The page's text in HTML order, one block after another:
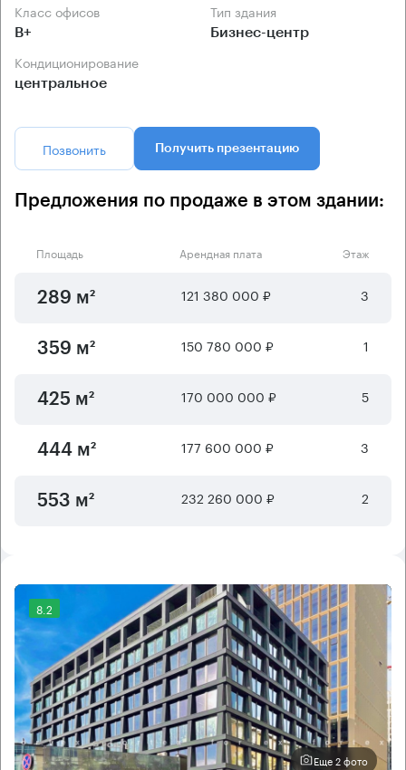
Класс офисов
B+
Тип здания
Бизнес-центр
Кондиционирование
центральное
Позвонить Получить презентацию
Предложения по продаже в этом здании:
Площадь Арендная плата Этаж
289 м² 121 380 000 ₽ 3
359 м² 150 780 000 ₽ 1
425 м² 170 000 000 ₽ 5
444 м² 177 600 000 ₽ 3
553 м² 232 260 000 ₽ 2
8.2
Еще 2 фото